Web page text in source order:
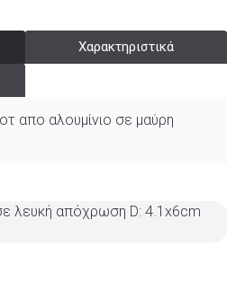
Χαρακτηριστικά
απο αλουμίνιο σε μαύρη
λευκή απόχρωση D: 4.1x6cm